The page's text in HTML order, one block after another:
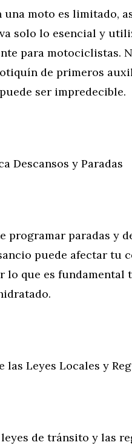
una moto es limitado,
solo lo esencial y
para motociclistas.
de primeros
ser impredecible.
Descansos y Paradas
programar paradas y
puede afectar tu
lo que es
las Leyes Locales y
de tránsito y las